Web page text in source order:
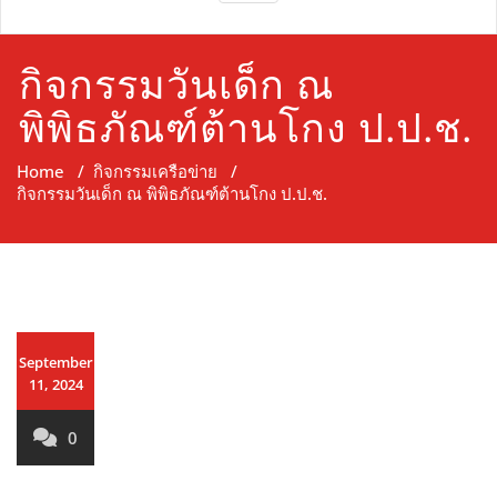
กิจกรรมวันเด็ก ณ
พิพิธภัณฑ์ต้านโกง ป.ป.ช.
Home / กิจกรรมเครือข่าย /
กิจกรรมวันเด็ก ณ พิพิธภัณฑ์ต้านโกง ป.ป.ช.
September
11, 2024
0